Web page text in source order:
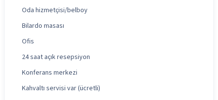
Oda hizmetçisi/belboy
Bilardo masası
Ofis
24 saat açık resepsiyon
Konferans merkezi
Kahvaltı servisi var (ücretli)